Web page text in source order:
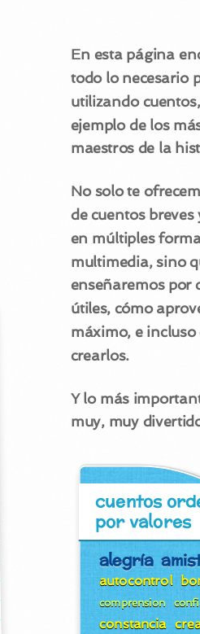
En esta página
todo lo necesario
utilizando
ejemplo de los
maestros de la
No solo te
de cuentos breves
en múltiples
multimedia, sino
enseñaremos por
útiles, cómo
máximo, e incluso
crearlos.
Y lo más
muy, muy
cuentos
por valores
alegría
autocontrol
comprension
constancia